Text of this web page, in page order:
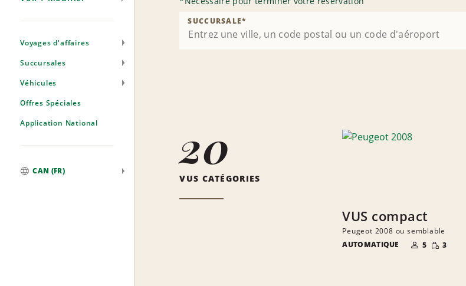
Voyages d'affaires
Succursales
Véhicules
Offres Spéciales
Application National
CAN (FR)
SUCCURSALE*
20
VUS CATÉGORIES
VUS compact
Peugeot 2008 ou semblable
AUTOMATIQUE
NOMBRE DE
PERSONNES
5 QUANTITÉ
RÉDUITE
3